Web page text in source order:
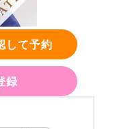
して予約
録